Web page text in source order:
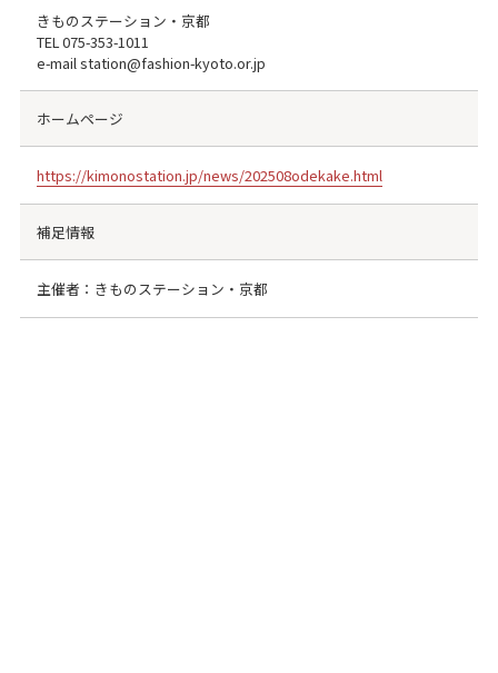
きものステーション・京都
TEL075-353-1011
e-mail station@fashion-kyoto.or.jp
ホームページ
https://kimonostation.jp/news/202508odekake.html
補足情報
主催者：きものステーション・京都